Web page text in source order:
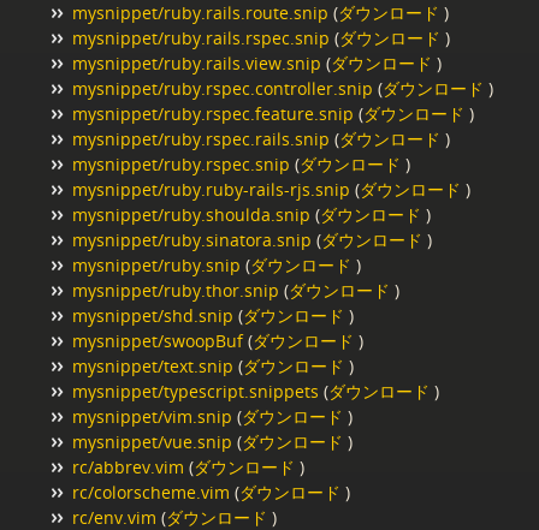
mysnippet/ruby.rails.route.snip (ダウンロード )
mysnippet/ruby.rails.rspec.snip (ダウンロード )
mysnippet/ruby.rails.view.snip (ダウンロード )
mysnippet/ruby.rspec.controller.snip (ダウンロード )
mysnippet/ruby.rspec.feature.snip (ダウンロード )
mysnippet/ruby.rspec.rails.snip (ダウンロード )
mysnippet/ruby.rspec.snip (ダウンロード )
mysnippet/ruby.ruby-rails-rjs.snip (ダウンロード )
mysnippet/ruby.shoulda.snip (ダウンロード )
mysnippet/ruby.sinatora.snip (ダウンロード )
mysnippet/ruby.snip (ダウンロード )
mysnippet/ruby.thor.snip (ダウンロード )
mysnippet/shd.snip (ダウンロード )
mysnippet/swoopBuf(ダウンロード )
mysnippet/text.snip (ダウンロード )
mysnippet/typescript.snippets (ダウンロード )
mysnippet/vim.snip (ダウンロード )
mysnippet/vue.snip (ダウンロード )
rc/abbrev.vim (ダウンロード )
rc/colorscheme.vim (ダウンロード )
rc/env.vim (ダウンロード )